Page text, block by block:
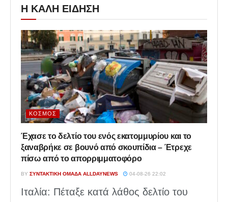
Η ΚΑΛΗ ΕΙΔΗΣΗ
ΚΌΣΜΟΣ
Έχασε το δελτίο του ενός εκατομμυρίου και το
ξαναβρήκε σε βουνό από σκουπίδια – Έτρεχε
πίσω από το απορριμματοφόρο
BY ΣΥΝΤΑΚΤΙΚΉ ΟΜΆΔΑ ALLDAYNEWS 04-08-26 22:02
Ιταλία: Πέταξε κατά λάθος δελτίο του